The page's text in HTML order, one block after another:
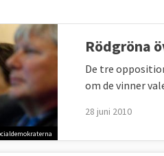
Rödgröna
De tre
om de vinner
28 juni 2010